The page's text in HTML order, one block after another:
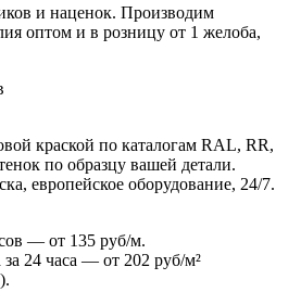
и наценок. Производим
оптом и в розницу от 1 желоба,
краской по каталогам RAL, RR,
по образцу вашей детали.
европейское оборудование, 24/7.
— от 135 руб/м.
24 часа — от 202 руб/м²